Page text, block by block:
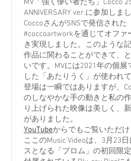
MV「強く儚い者たち」Cocco
ANNIVERSARY ver.に参加しまし
CoccoさんがSNSで発信された
#coccoartworkを通じてオファ
き実現しました。このような
作品に関わることができて、
いです。MVには2021年の個展
した「あたりうく」が使われて
登場は一瞬ではありますが、
のしなやかな手の動きと私の
り上げられた映像は美しく、
がありました。
YouTubeからでもご覧いただけ
ここのMusic Videoは、3月23
スとなる「プロム」の初回限